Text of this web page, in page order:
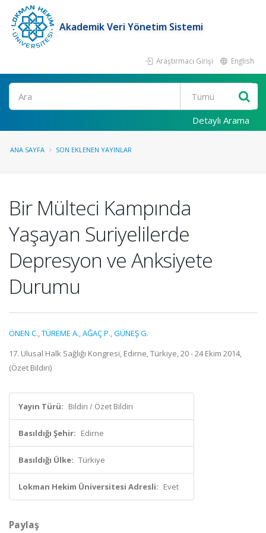
Akademik Veri Yönetim Sistemi
Araştırmacı Girişi English
Ara
Detaylı Arama
ANA SAYFA SON EKLENEN YAYINLAR
Bir Mülteci Kampında
Yaşayan Suriyelilerde
Depresyon ve Anksiyete
Durumu
ÖNEN C.,TÜREME A.,AĞAÇ P.,GÜNEŞ G.
17. Ulusal Halk Sağlığı Kongresi, Edirne, Türkiye, 20 - 24 Ekim 2014,
(Özet Bildiri)
Yayın Türü: Bildiri / Özet Bildiri
Basıldığı Şehir: Edirne
Basıldığı Ülke: Türkiye
Lokman Hekim Üniversitesi Adresli: Evet
Paylaş